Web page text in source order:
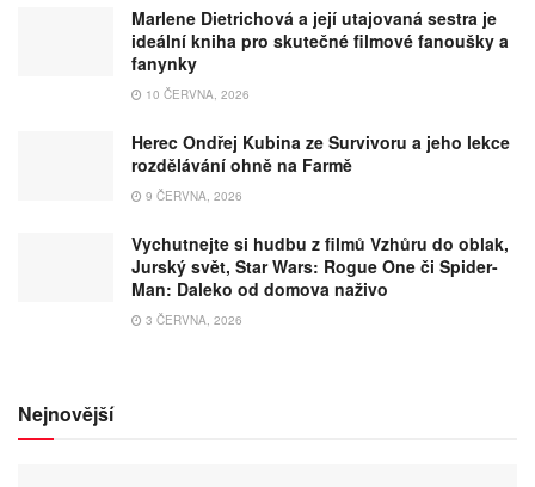
Marlene Dietrichová a její utajovaná sestra je
ideální kniha pro skutečné filmové fanoušky a
fanynky
10 ČERVNA, 2026
Herec Ondřej Kubina ze Survivoru a jeho lekce
rozdělávání ohně na Farmě
9 ČERVNA, 2026
Vychutnejte si hudbu z filmů Vzhůru do oblak,
Jurský svět, Star Wars: Rogue One či Spider-
Man: Daleko od domova naživo
3 ČERVNA, 2026
Nejnovější